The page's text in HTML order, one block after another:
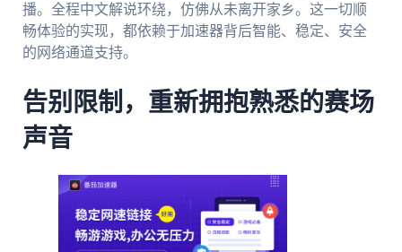
播。全程中文解说环绕，仿佛从未离开家乡。这一切顺
畅体验的实现，都依赖于加速器背后智能、稳定、安全
的网络通道支持。
告别限制，重新拥抱熟悉的赛场
声音